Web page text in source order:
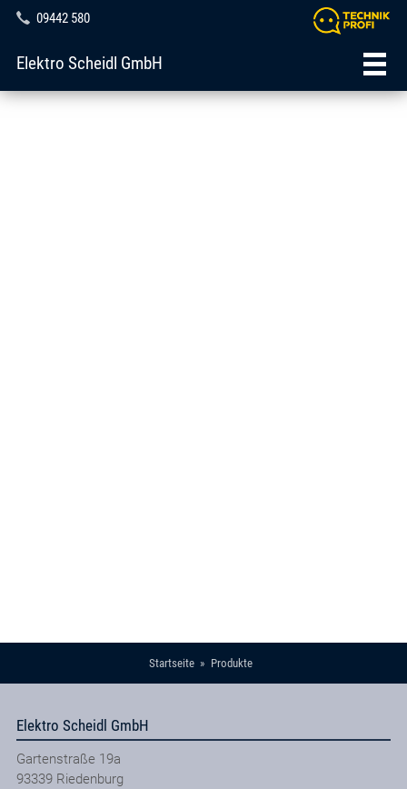
09442 580
Elektro Scheidl GmbH
Startseite Produkte
Elektro Scheidl GmbH
Gartenstraße 19a
93339 Riedenburg